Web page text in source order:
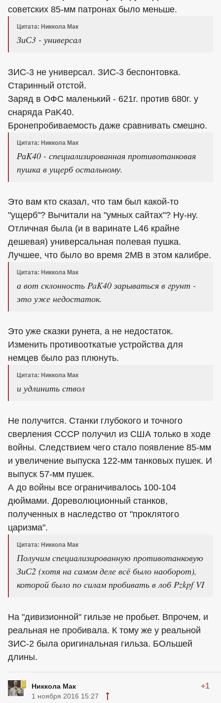
советских 85-мм патронах было меньше.
Цитата: Никкола Мак
ЗиС3 - универсал
ЗИС-3 не универсал. ЗИС-3 беспонтовка.
Старинный отстой.
Заряд в ОФС маленький - 621г. против 680г. у
снаряда PaK40.
Бронепробиваемость даже сравнивать смешно.
Цитата: Никкола Мак
РаK40 - специализированная противотанковая
пушка в ущерб остальному.
Это вам кто сказал, что там был какой-то
"ущерб"? Вычитали на "умных сайтах"? Ну-ну.
Отличная была (и в варинате L46 крайне
дешевая) универсальная полевая пушка.
Лучшее, что было во время 2МВ в этом калибре.
Цитата: Никкола Мак
а вот склонность PaK40 зарываться в грунт -
это уже недостаток.
Это уже сказки рунета, а не недостаток.
Изменить противооткатые устройства для
немцев было раз плюнуть.
Цитата: Никкола Мак
и удлинить ствол
Не получится. Станки глубокого и точного
сверления СССР получил из США только в ходе
войны. Следствием чего стало появление 85-мм
и увеличение выпуска 122-мм танковых пушек. И
выпуск 57-мм пушек.
А до войны все ограничивалось 100-104
дюймами. Дореволюционный станков,
полученных в наследство от "проклятого
царизма".
Цитата: Никкола Мак
Получим специализированную противотанковую
ЗиС2 (хотя на самом деле всё было наоборот),
которой было по силам пробивать в лоб Pzkpf VI
На "дивизионной" гильзе не пробьет. Впрочем, и
реальная не пробивала. К тому же у реальной
ЗИС-2 была оригинальная гильза. БОльшей
длины.
Никкола Мак +1
1 ноября 2016 15:27